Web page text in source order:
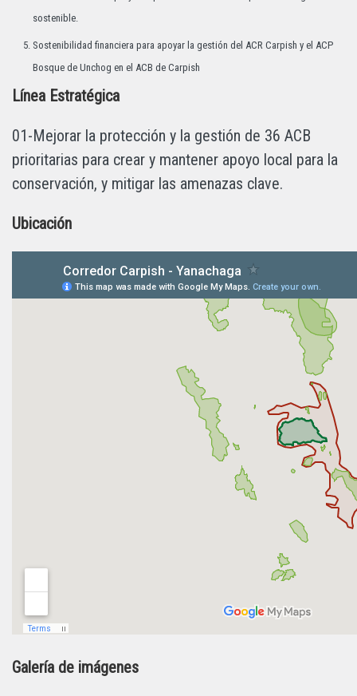
sostenible.
Sostenibilidad financiera para apoyar la gestión del ACR Carpish y el ACP
Bosque de Unchog en el ACB de Carpish
Línea Estratégica
01-Mejorar la protección y la gestión de 36 ACB
prioritarias para crear y mantener apoyo local para la
conservación, y mitigar las amenazas clave.
Ubicación
Galería de imágenes